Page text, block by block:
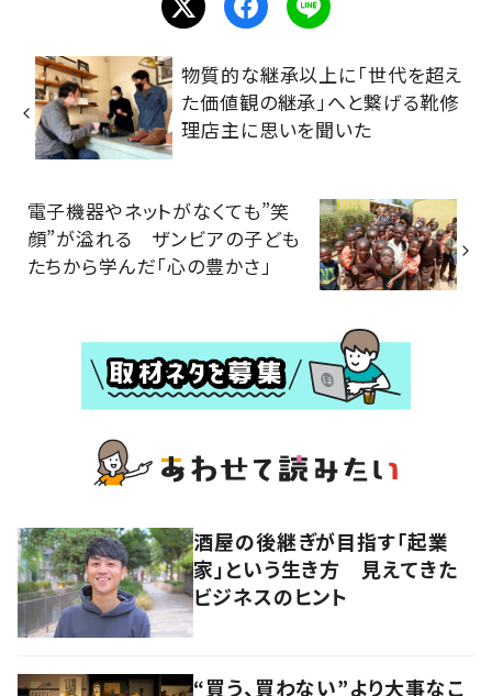
物質的な継承以上に「世代を超え
た価値観の継承」へと繋げる靴修
理店主に思いを聞いた
電子機器やネットがなくても”笑
顔”が溢れる ザンビアの子ども
たちから学んだ「心の豊かさ」
酒屋の後継ぎが目指す「起業
家」という生き方 見えてきた
ビジネスのヒント
“買う、買わない”より大事なこ